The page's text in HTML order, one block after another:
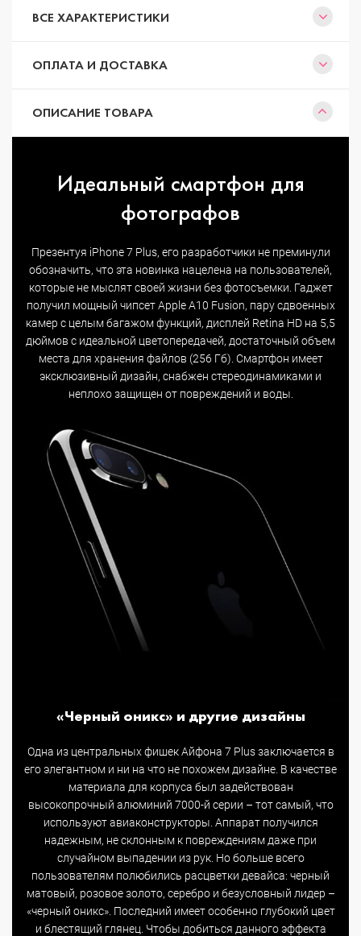
ВСЕ ХАРАКТЕРИСТИКИ
ОПЛАТА И ДОСТАВКА
ОПИСАНИЕ ТОВАРА
Идеальный смартфон для
фотографов
Презентуя iPhone 7 Plus, его разработчики не преминули
обозначить, что эта новинка нацелена на пользователей,
которые не мыслят своей жизни без фотосъемки. Гаджет
получил мощный чипсет Apple A10 Fusion, пару сдвоенных
камер с целым багажом функций, дисплей Retina HD на 5,5
дюймов с идеальной цветопередачей, достаточный объем
места для хранения файлов (256 Гб). Смартфон имеет
эксклюзивный дизайн, снабжен стереодинамиками и
неплохо защищен от повреждений и воды.
«Черный оникс» и другие дизайны
Одна из центральных фишек Айфона 7 Plus заключается в
его элегантном и ни на что не похожем дизайне. В качестве
материала для корпуса был задействован
высокопрочный алюминий 7000-й серии – тот самый, что
используют авиаконструкторы. Аппарат получился
надежным, не склонным к повреждениям даже при
случайном выпадении из рук. Но больше всего
пользователям полюбились расцветки девайса: черный
матовый, розовое золото, серебро и безусловный лидер –
«черный оникс». Последний имеет особенно глубокий цвет
и блестящий глянец. Чтобы добиться данного эффекта